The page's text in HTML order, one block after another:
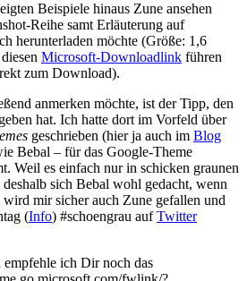
Beispiele hinaus Zune ansehen
Reihe samt Erläuterung auf
herunterladen möchte (Größe: 1,6
Microsoft-Downloadlink führen
zum Download).
anmerken möchte, ist der Tipp, den
hat. Ich hatte dort im Vorfeld über
geschrieben (hier ja auch im Blog
Bebal – für das Google-Theme
Weil es einfach nur in schicken graunen
sich Bebal wohl gedacht, wenn
wird mir sicher auch Zune gefallen und
(Info) #schoengrau aufTwitter
ich Dir noch das